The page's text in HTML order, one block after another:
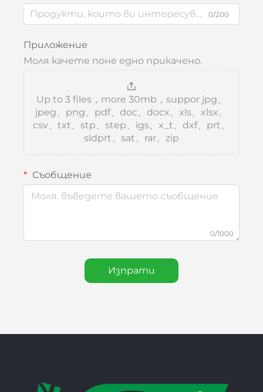
0/200
Приложение
Моля качете поне едно прикачено.
Up to 3 files，more 30mb，suppor jpg、
jpeg、png、pdf、doc、docx、xls、xlsx、
csv、txt、stp、step、igs、x_t、dxf、prt、
sldprt、sat、rar、zip
Съобщение
0/1000
Изпрати